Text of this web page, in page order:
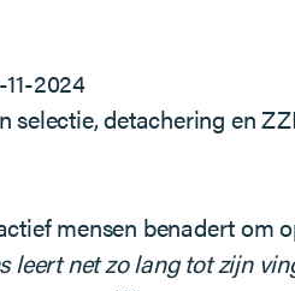
11-2024
selectie, detachering en
mensen benadert
leert net zo lang tot zijn